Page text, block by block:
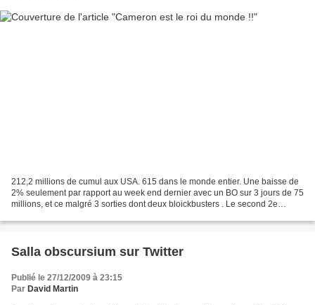
212,2 millions de cumul aux USA. 615 dans le monde entier. Une baisse de
2% seulement par rapport au week end dernier avec un BO sur 3 jours de 75
millions, et ce malgré 3 sorties dont deux bloickbusters . Le second 2e
Salla obscursium sur Twitter
Publié le 27/12/2009 à 23:15
Par David Martin